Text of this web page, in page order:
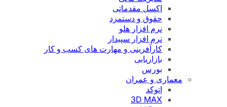
اکسل مقدماتی
حقوق و دستمزد
نرم افزار هلو
نرم افزار سپیدار
کارآفرینی و مهارت های کسب و کار
بازاریابی
بورس
معماری و عمران
اتوکد
3D MAX